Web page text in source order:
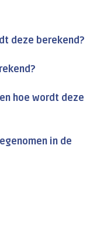
deze berekend?
hoe wordt deze
in de